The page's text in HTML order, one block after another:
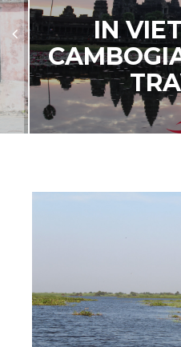
IN